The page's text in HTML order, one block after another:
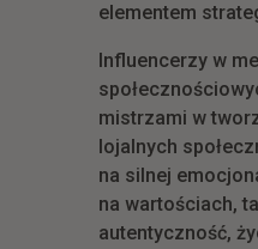
elementem
Influencerzy w
mistrzami w
lojalnych
na silnej
na wartościach,
autentyczność,